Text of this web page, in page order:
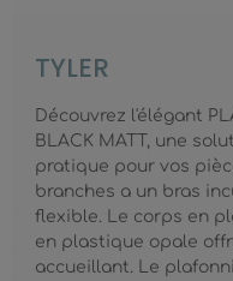
TYLER
Découvrez l'élégant
BLACK MATT, une
pratique pour vos
branches a un bras
flexible. Le corps en
en plastique opale
accueillant. Le